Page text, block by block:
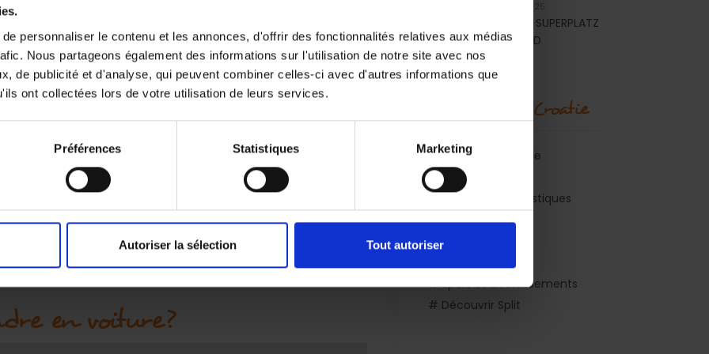
personnaliser le contenu et les annonces, d'offrir des fonctionnalités relatives aux médias
Nous partageons également des informations sur l'utilisation de notre site avec nos
de publicité et d'analyse, qui peuvent combiner celles-ci avec d'autres informations que
ont collectées lors de votre utilisation de leurs services.
Préférences Statistiques Marketing
Autoriser la sélection Tout autoriser
gares routière ou ferroviaire), faites un déplacement de
de Split (en croate: Pazar) où sont des arrêts de bus de
conduira directement au camping (7 km du centre-ville).
27, 29 et 60et descendre à l'arrêt "Šine" (à prononcer:
du camping.
depuis l'aéroport?
pouvez prendre le bus de la compagnie nationale Croatia
routière ou ferroviaire, comme précédemment ou prendre
en voiture?
ADAC SUPERPLATZ
AWARD
Découvrir la Croatie
# Explorer la Croatie
# Excursions
# Attractions touristiques
# Activités
# Vie nocturne
# Sport et divertissements
# Découvrir Split